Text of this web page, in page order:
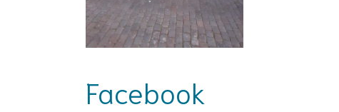
Facebook